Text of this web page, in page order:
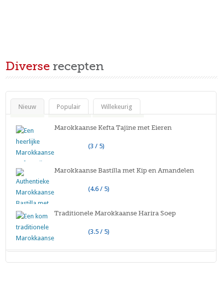
Diverse recepten
Nieuw Populair Willekeurig
Marokkaanse Kefta Tajine met Eieren
(3 / 5)
Marokkaanse Bastilla met Kip en Amandelen
(4.6 / 5)
Traditionele Marokkaanse Harira Soep
(3.5 / 5)